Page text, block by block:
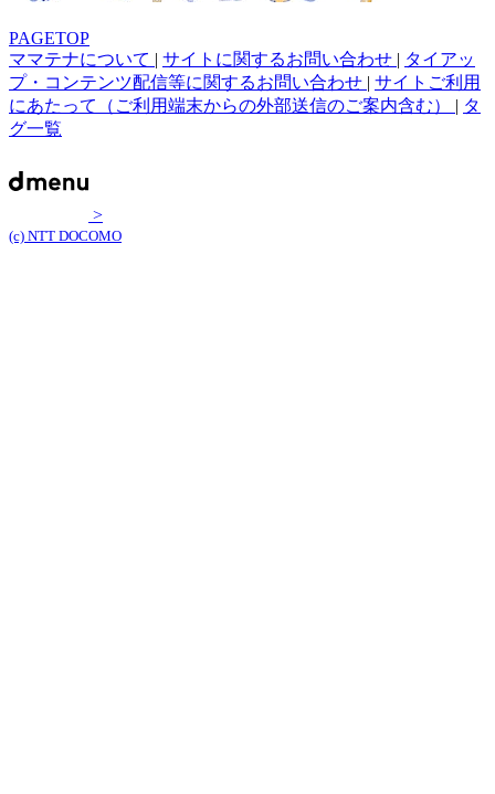
PAGETOP
ママテナについて | サイトに関するお問い合わせ | タイアッ
プ・コンテンツ配信等に関するお問い合わせ | サイトご利用
にあたって（ご利用端末からの外部送信のご案内含む） | タ
グ一覧
>
(c) NTT DOCOMO